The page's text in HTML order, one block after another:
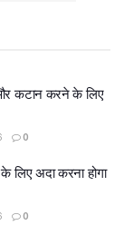
कटान करने के लिए
0
लिए अदा करना होगा
0